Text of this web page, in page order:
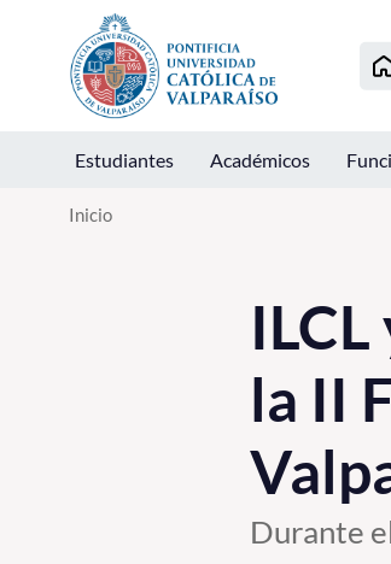
Click acá para ir directamente al contenido
Estudiantes Académicos
Inicio
la II
Durante